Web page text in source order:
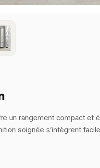
un rangement compact et
soignée s’intègrent